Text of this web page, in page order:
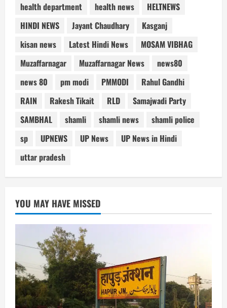
health department
health news
HELTNEWS
HINDI NEWS
Jayant Chaudhary
Kasganj
kisan news
Latest Hindi News
MOSAM VIBHAG
Muzaffarnagar
Muzaffarnagar News
news80
news 80
pm modi PMMODI
Rahul Gandhi
RAIN
Rakesh Tikait RLD
Samajwadi Party
SAMBHAL
shamli shamli news
shamli police
sp
UPNEWS UP News
UP News in Hindi
uttar pradesh
YOU MAY HAVE MISSED